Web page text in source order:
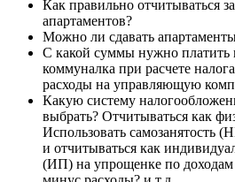
Как правильно отчитываться
апартаментов?
Можно ли сдавать
С какой суммы нужно платить
коммуналка при расчете
расходы на управляющую
Какую систему
выбрать? Отчитываться как
Использовать самозанятость
и отчитываться как
(ИП) на упрощенке по